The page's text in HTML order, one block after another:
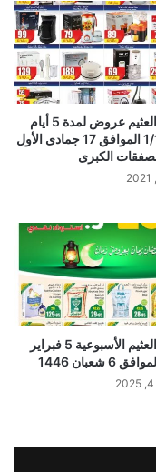
عروض العثيم عروض لمدة 5 أيام
1/1/2021 الموافق 17 جمادى الأول
عروض العثيم الأسبوعية 5 فبراير